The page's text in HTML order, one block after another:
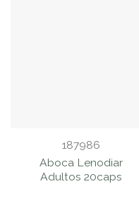
187986
Aboca Lenodiar
Adultos 20caps